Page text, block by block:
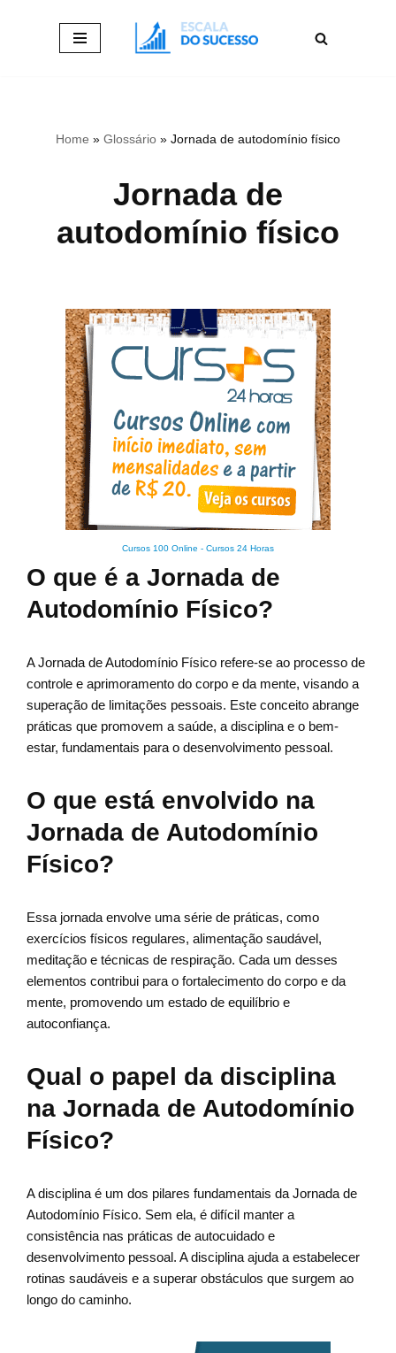
Home » Glossário » Jornada de autodomínio físico
Jornada de
autodomínio físico
Cursos 100 Online - Cursos 24 Horas
O que é a Jornada de
Autodomínio Físico?
A Jornada de Autodomínio Físico refere-se ao processo de
controle e aprimoramento do corpo e da mente, visando a
superação de limitações pessoais. Este conceito abrange
práticas que promovem a saúde, a disciplina e o bem-
estar, fundamentais para o desenvolvimento pessoal.
O que está envolvido na
Jornada de Autodomínio
Físico?
Essa jornada envolve uma série de práticas, como
exercícios físicos regulares, alimentação saudável,
meditação e técnicas de respiração. Cada um desses
elementos contribui para o fortalecimento do corpo e da
mente, promovendo um estado de equilíbrio e
autoconfiança.
Qual o papel da disciplina
na Jornada de Autodomínio
Físico?
A disciplina é um dos pilares fundamentais da Jornada de
Autodomínio Físico. Sem ela, é difícil manter a
consistência nas práticas de autocuidado e
desenvolvimento pessoal. A disciplina ajuda a estabelecer
rotinas saudáveis e a superar obstáculos que surgem ao
longo do caminho.